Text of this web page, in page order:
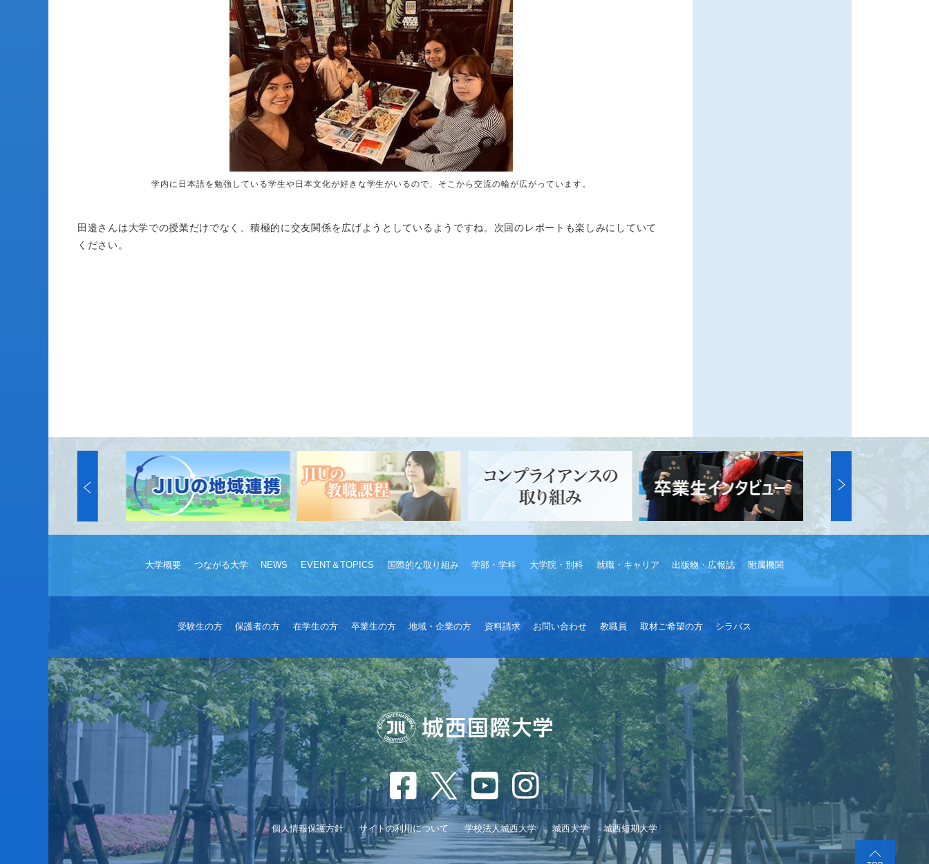
学内に日本語を勉強している学生や日本文化が好きな学生がいるので、そこから交流の輪が広がっています。
田邉さんは大学での授業だけでなく、積極的に交友関係を広げようとしているようですね。次回のレポートも楽しみにしていて
ください。
大学概要 つながる大学 NEWS EVENT＆TOPICS 国際的な取り組み 学部・学科 大学院・別科 就職・キャリア 出版物・広報誌 附属機関
受験生の方 保護者の方 在学生の方 卒業生の方 地域・企業の方 資料請求 お問い合わせ 教職員 取材ご希望の方 シラバス
個人情報保護方針 サイトの利用について 学校法人城西大学 城西大学 城西短期大学